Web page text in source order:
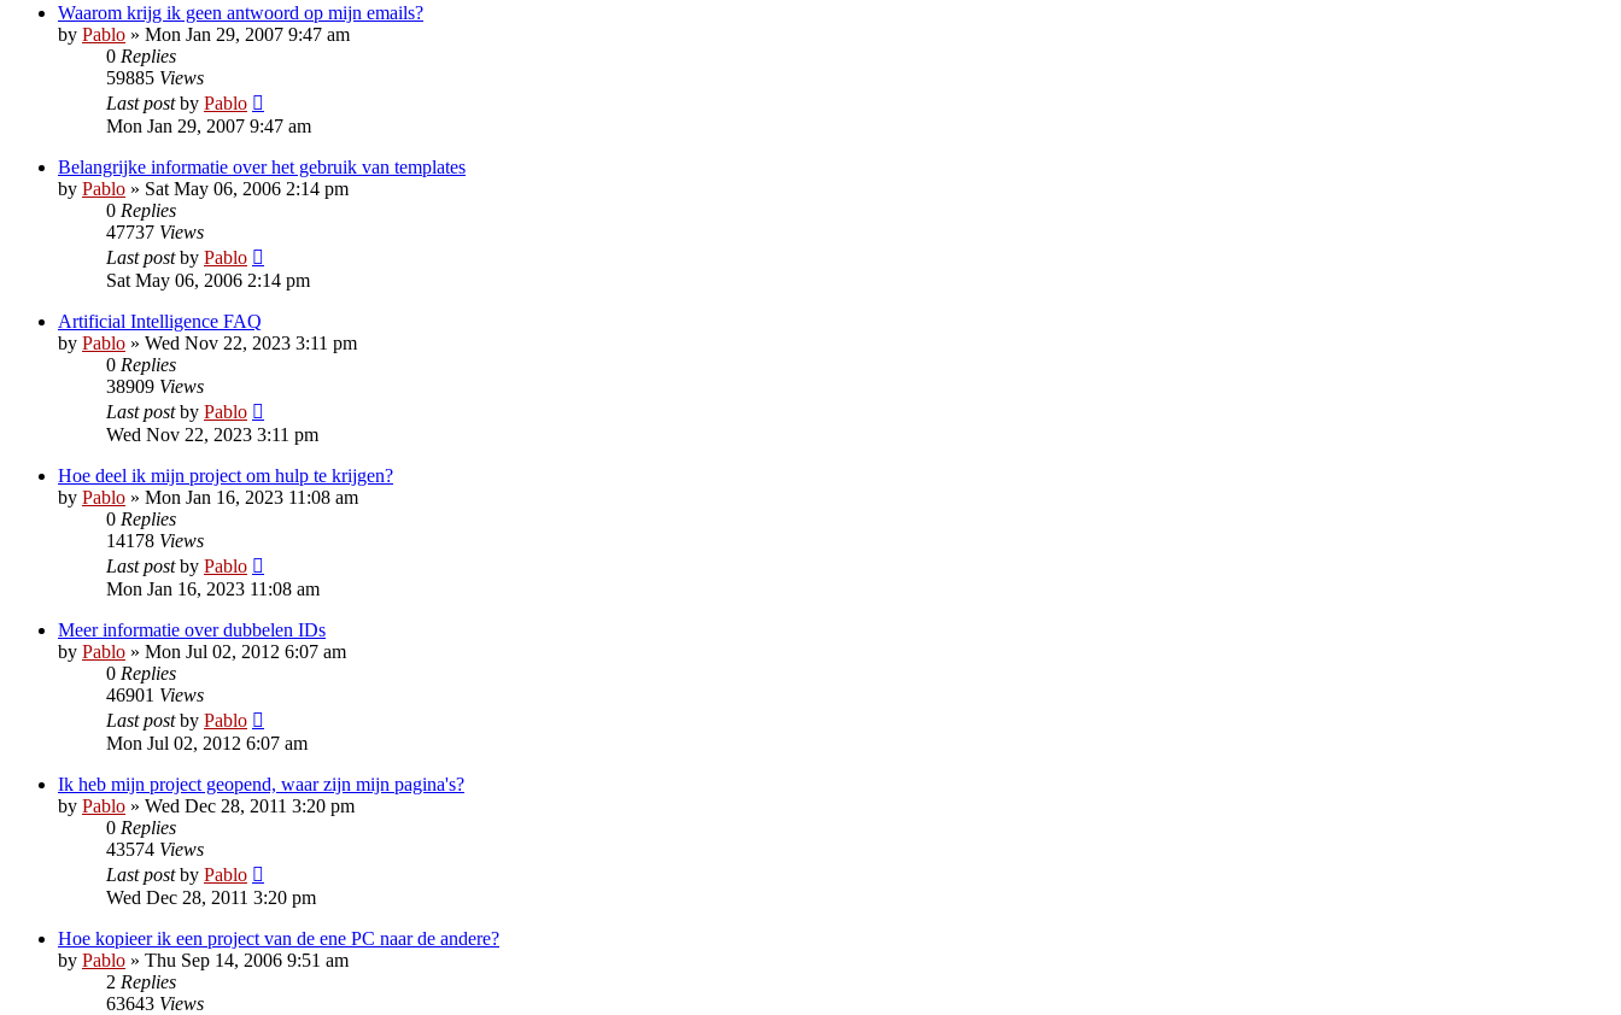
Waarom krijg ik geen antwoord op mijn emails?
by Pablo » Mon Jan 29, 2007 9:47 am
0 Replies
59885 Views
Last postby Pablo
Mon Jan 29, 2007 9:47 am
Belangrijke informatie over het gebruik van templates
by Pablo » Sat May 06, 2006 2:14 pm
0 Replies
47737 Views
Last postby Pablo
Sat May 06, 2006 2:14 pm
Artificial Intelligence FAQ
by Pablo » Wed Nov 22, 2023 3:11 pm
0 Replies
38909 Views
Last postby Pablo
Wed Nov 22, 2023 3:11 pm
Hoe deel ik mijn project om hulp te krijgen?
by Pablo » Mon Jan 16, 2023 11:08 am
0 Replies
14178 Views
Last postby Pablo
Mon Jan 16, 2023 11:08 am
Meer informatie over dubbelen IDs
by Pablo » Mon Jul 02, 2012 6:07 am
0 Replies
46901 Views
Last postby Pablo
Mon Jul 02, 2012 6:07 am
Ik heb mijn project geopend, waar zijn mijn pagina's?
by Pablo » Wed Dec 28, 2011 3:20 pm
0 Replies
43574 Views
Last postby Pablo
Wed Dec 28, 2011 3:20 pm
Hoe kopieer ik een project van de ene PC naar de andere?
by Pablo » Thu Sep 14, 2006 9:51 am
2 Replies
63643 Views